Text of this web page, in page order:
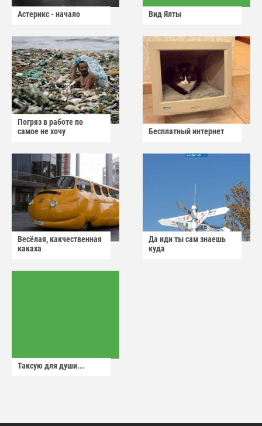
Астерикс - начало Вид Ялты
Погряз в работе по
самое не хочу
Бесплатный интернет
Весёлая, какчественная
какаха
Да иди ты сам знаешь
куда
Таксую для души...